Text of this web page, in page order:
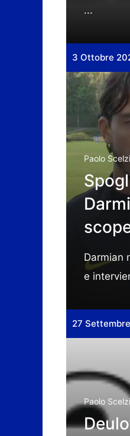
...
3 Ottobre
Paolo Scelzi
Darmian
e
27
Paolo Scelzi